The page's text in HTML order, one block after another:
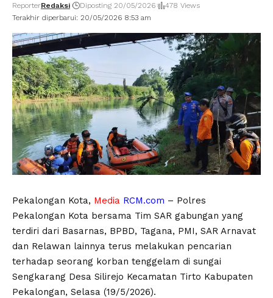
Terakhir diperbarui: 20/05/2026 8:53 am
ReporterRedaksi Diposting 20/05/2026 478 Views
Pekalongan Kota, Media RCM.com – Polres
Pekalongan Kota bersama Tim SAR gabungan yang
terdiri dari Basarnas, BPBD, Tagana, PMI, SAR Arnavat
dan Relawan lainnya terus melakukan pencarian
terhadap seorang korban tenggelam di sungai
Sengkarang Desa Silirejo Kecamatan Tirto Kabupaten
Pekalongan, Selasa (19/5/2026).